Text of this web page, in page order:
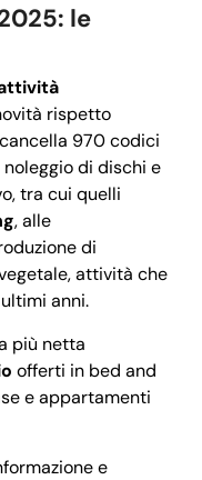
le
rispetto
970 codici
di dischi e
tra cui quelli
, alle
di
attività che
anni.
più netta
offerti in bed and
e appartamenti
e